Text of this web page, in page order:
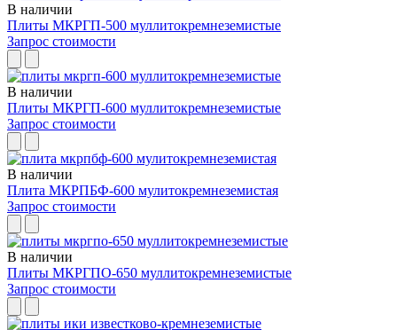
В наличии
Плиты МКРГП-500 муллитокремнеземистые
Запрос стоимости
В наличии
Плиты МКРГП-600 муллитокремнеземистые
Запрос стоимости
В наличии
Плита МКРПБФ-600 мулитокремнеземистая
Запрос стоимости
В наличии
Плиты МКРГПО-650 муллитокремнеземистые
Запрос стоимости